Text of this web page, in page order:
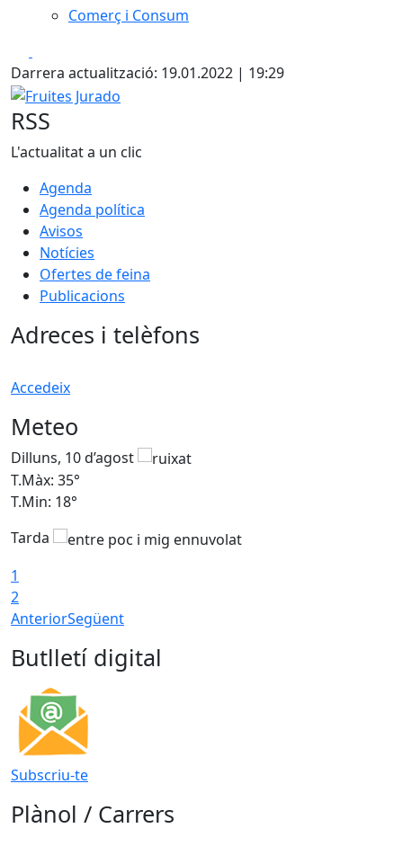
Comerç i Consum
Darrera actualització: 19.01.2022 | 19:29
Fruites Jurado
RSS
L'actualitat a un clic
Agenda
Agenda política
Avisos
Notícies
Ofertes de feina
Publicacions
Adreces i telèfons
Accedeix
Meteo
Dilluns, 10 d’agost
T.Màx: 35°
T.Min: 18°
Tarda
1
2
AnteriorSegüent
Butlletí digital
Subscriu-te
Plànol / Carrers